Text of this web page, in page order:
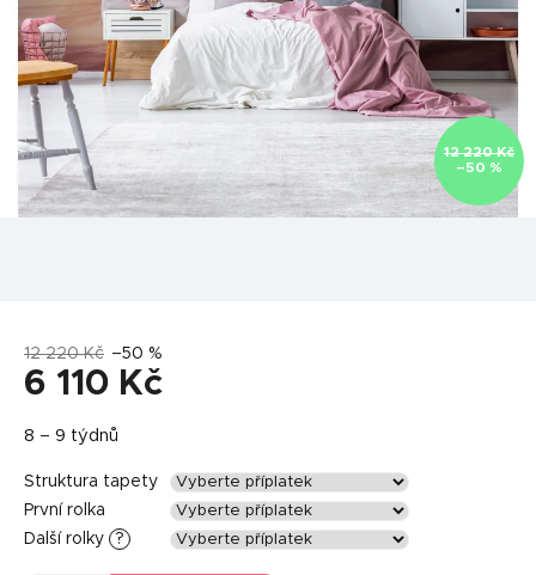
12 220 Kč
–50 %
12 220 Kč –50 %
6 110 Kč
cena:
8 – 9 týdnů
Struktura tapety
První rolka
Další rolky
?